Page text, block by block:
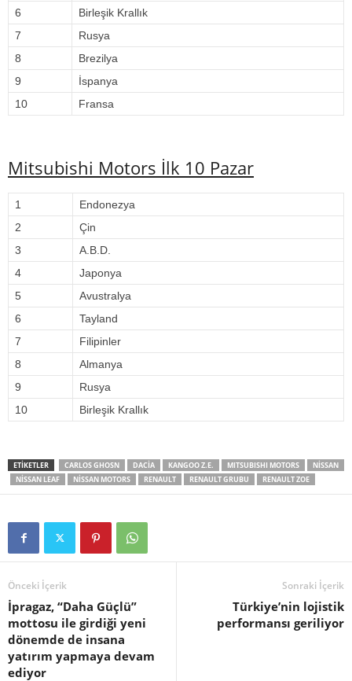
6
Birleşik Krallık
7
Rusya
8
Brezilya
9
İspanya
10
Fransa
Mitsubishi Motors İlk 10 Pazar
1
Endonezya
2
Çin
3
A.B.D.
4
Japonya
5
Avustralya
6
Tayland
7
Filipinler
8
Almanya
9
Rusya
10
Birleşik Krallık
ETIKETLER CARLOS GHOSN DACIA KANGOO Z.E. MITSUBISHI MOTORS
NISSAN
NISSAN LEAF
NISSAN MOTORS RENAULT RENAULT GRUBU RENAULT ZOE
Önceki İçerik
İpragaz, “Daha Güçlü”
mottosu ile girdiği yeni
dönemde de insana
yatırım yapmaya devam
ediyor
Sonraki İçerik
Türkiye’nin lojistik
performansı geriliyor